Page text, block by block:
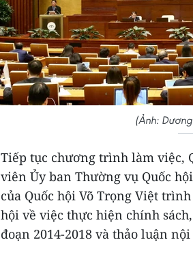
(Ảnh:
Tiếp tục chương trình làm việc,
viên Ủy ban Thường vụ Quốc
của Quốc hội Võ Trọng Việt
hội về việc thực hiện chính
đoạn 2014-2018 và thảo luận